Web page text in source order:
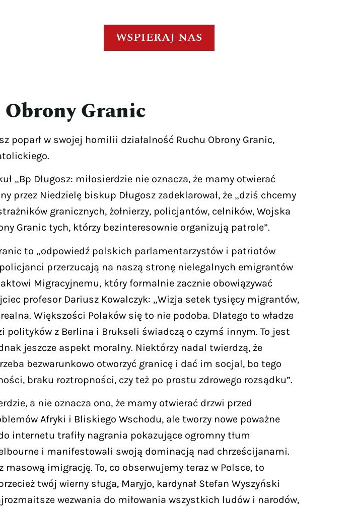
WSPIERAJ NAS
Obrony Granic
poparł w swojej homilii działalność Ruchu Obrony Granic,
„Bp Długosz: miłosierdzie nie oznacza, że mamy otwierać
Niedzielę biskup Długosz zadeklarował, że „dziś chcemy
granicznych, żołnierzy, policjantów, celników, Wojska
Granic tych, którzy bezinteresownie organizują patrole”.
to „odpowiedź polskich parlamentarzystów i patriotów
przerzucają na naszą stronę nielegalnych emigrantów
Migracyjnemu, który formalnie zacznie obowiązywać
profesor Dariusz Kowalczyk: „Wizja setek tysięcy migrantów,
Większości Polaków się to nie podoba. Dlatego to władze
polityków z Berlina i Brukseli świadczą o czymś innym. To jest
jeszcze aspekt moralny. Niektórzy nadal twierdzą, że
bezwarunkowo otworzyć granicę i dać im socjal, bo tego
braku roztropności, czy też po prostu zdrowego rozsądku”.
a nie oznacza ono, że mamy otwierać drzwi przed
Afryki i Bliskiego Wschodu, ale tworzy nowe poważne
internetu trafiły nagrania pokazujące ogromny tłum
i manifestowali swoją dominacją nad chrześcijanami.
imigrację. To, co obserwujemy teraz w Polsce, to
twój wierny sługa, Maryjo, kardynał Stefan Wyszyński
wezwania do miłowania wszystkich ludów i narodów,